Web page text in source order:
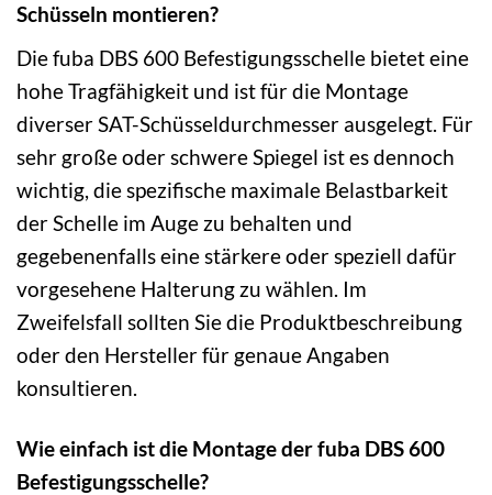
Schüsseln montieren?
Die fuba DBS 600 Befestigungsschelle bietet eine
hohe Tragfähigkeit und ist für die Montage
diverser SAT-Schüsseldurchmesser ausgelegt. Für
sehr große oder schwere Spiegel ist es dennoch
wichtig, die spezifische maximale Belastbarkeit
der Schelle im Auge zu behalten und
gegebenenfalls eine stärkere oder speziell dafür
vorgesehene Halterung zu wählen. Im
Zweifelsfall sollten Sie die Produktbeschreibung
oder den Hersteller für genaue Angaben
konsultieren.
Wie einfach ist die Montage der fuba DBS 600
Befestigungsschelle?